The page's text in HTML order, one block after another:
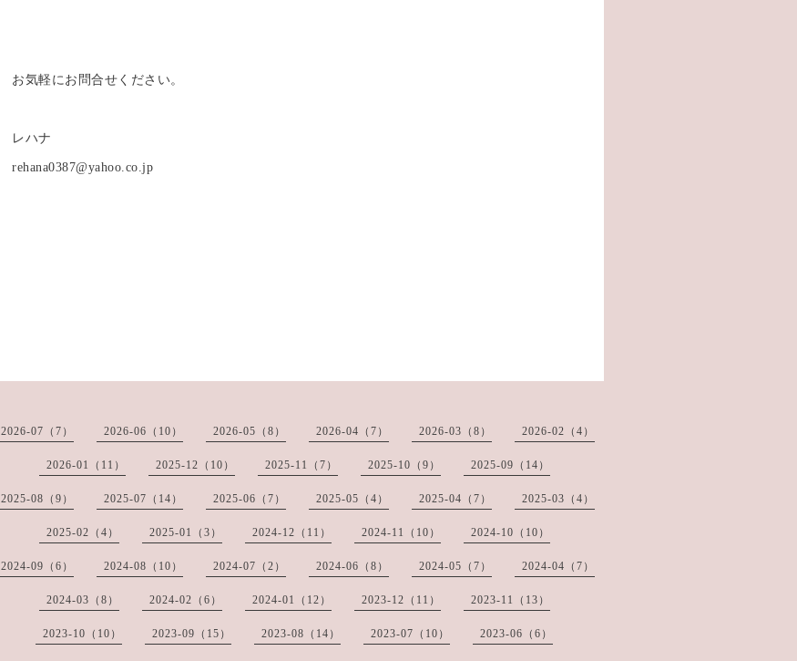
お気軽にお問合せください。
レハナ
rehana0387@yahoo.co.jp
2026-07（7） 2026-06（10） 2026-05（8） 2026-04（7） 2026-03（8） 2026-02（4）
2026-01（11） 2025-12（10） 2025-11（7） 2025-10（9） 2025-09（14）
2025-08（9） 2025-07（14） 2025-06（7） 2025-05（4） 2025-04（7） 2025-03（4）
2025-02（4） 2025-01（3） 2024-12（11） 2024-11（10） 2024-10（10）
2024-09（6） 2024-08（10） 2024-07（2） 2024-06（8） 2024-05（7） 2024-04（7）
2024-03（8） 2024-02（6） 2024-01（12） 2023-12（11） 2023-11（13）
2023-10（10） 2023-09（15） 2023-08（14） 2023-07（10） 2023-06（6）